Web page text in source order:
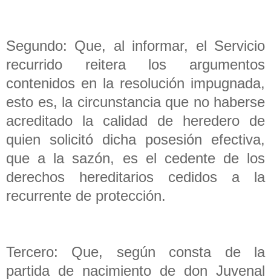
Segundo: Que, al informar, el Servicio
recurrido reitera los argumentos
contenidos en la resolución impugnada,
esto es, la circunstancia que no haberse
acreditado la calidad de heredero de
quien solicitó dicha posesión efectiva,
que a la sazón, es el cedente de los
derechos hereditarios cedidos a la
recurrente de protección.
Tercero: Que, según consta de la
partida de nacimiento de don Juvenal